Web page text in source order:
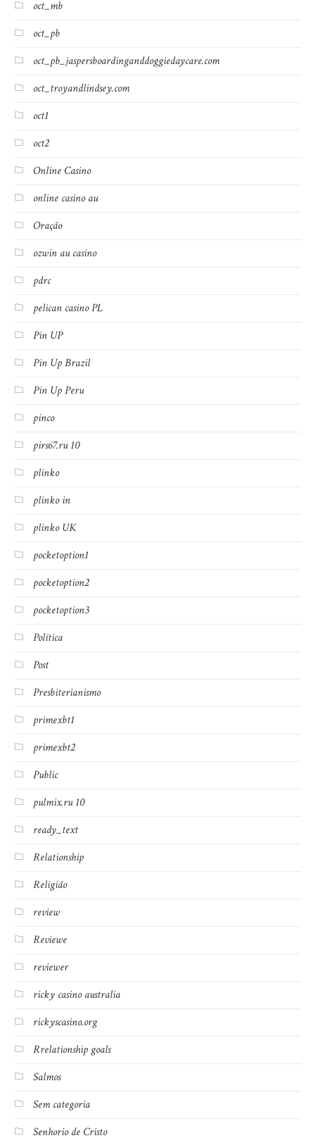
oct_mb
oct_pb
oct_pb_jaspersboardinganddoggiedaycare.com
oct_troyandlindsey.com
oct1
oct2
Online Casino
online casino au
Oração
ozwin au casino
pdrc
pelican casino PL
Pin UP
Pin Up Brazil
Pin Up Peru
pinco
pirs67.ru 10
plinko
plinko in
plinko UK
pocketoption1
pocketoption2
pocketoption3
Política
Post
Presbiterianismo
primexbt1
primexbt2
Public
pulmix.ru 10
ready_text
Relationship
Religião
review
Reviewe
reviewer
ricky casino australia
rickyscasino.org
Rrelationship goals
Salmos
Sem categoria
Senhorio de Cristo